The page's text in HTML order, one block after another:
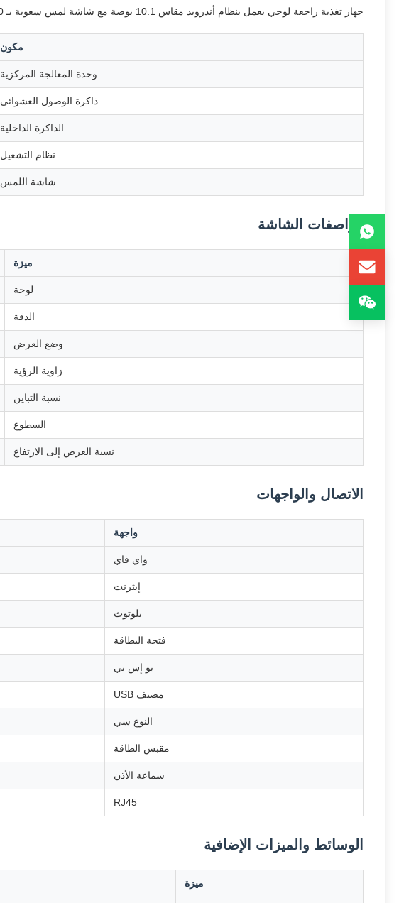
جهاز تغذية راجعة لوحي يعمل بنظام أندرويد مقاس 10.1 بوصة مع شاشة لمس سعوية بـ 10 نقاط يعمل بنظام التشغيل أندرويد 8.1.
مكون
وحدة المعالجة المركزية
ذاكرة الوصول العشوائي
الذاكرة الداخلية
نظام التشغيل
شاشة اللمس
مواصفات الشاشة
ميزة
لوحة
الدقة
وضع العرض
زاوية الرؤية
نسبة التباين
السطوع
نسبة العرض إلى الارتفاع
الاتصال والواجهات
واجهة
واي فاي
إيثرنت
بلوتوث
فتحة البطاقة
يو إس بي
مضيف USB
النوع سي
مقبس الطاقة
سماعة الأذن
RJ45
الوسائط والميزات الإضافية
ميزة